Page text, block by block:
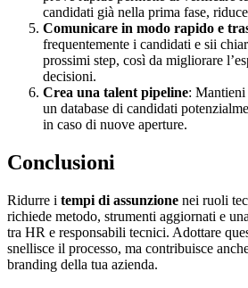
candidati già nella prima fase,
Comunicare in modo rapido e
frequentemente i candidati e sii
prossimi step, così da migliorare
decisioni.
Crea una talent pipeline: Mantieni
un database di candidati
in caso di nuove aperture.
Conclusioni
Ridurre i tempi di assunzione nei ruoli
richiede metodo, strumenti aggiornati e
tra HR e responsabili tecnici. Adottare
snellisce il processo, ma contribuisce
branding della tua azienda.